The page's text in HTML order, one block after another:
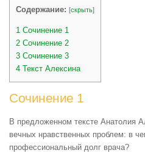
Содержание: [скрыть]
1 Сочинение 1
2 Сочинение 2
3 Сочинение 3
4 Текст Алексина
Сочинение 1
В предложенном тексте Анатолия
вечных нравственных проблем: в
профессиональный долг врача?